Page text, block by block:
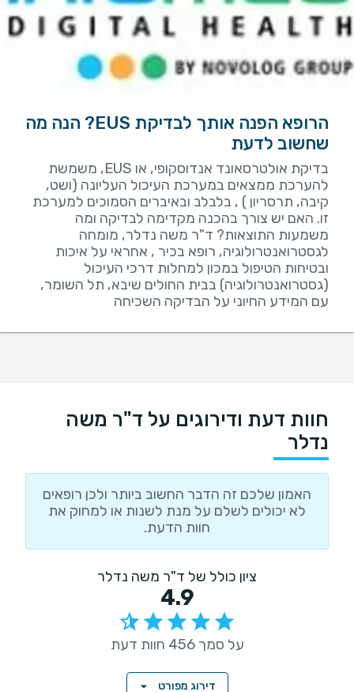
הרופא הפנה אותך לבדיקת EUS? הנה מה
שחשוב לדעת
בדיקת אולטרסאונד אנדוסקופי, או EUS, משמשת
להערכת ממצאים במערכת העיכול העליונה (ושט,
קיבה, תרסריון ) , בלבלב ובאיברים הסמוכים למערכת
זו. האם יש צורך בהכנה מקדימה לבדיקה ומה
משמעות התוצאות? ד"ר משה נדלר, מומחה
לגסטרואנטרולוגיה, רופא בכיר , אחראי על איכות
ובטיחות הטיפול במכון למחלות דרכי העיכול
(גסטרואנטרולוגיה) בבית החולים שיבא, תל השומר,
עם המידע החיוני על הבדיקה השכיחה
חוות דעת ודירוגים על ד"ר משה
נדלר
האמון שלכם זה הדבר החשוב ביותר ולכן רופאים
לא יכולים לשלם על מנת לשנות או למחוק את
חוות הדעת.
ציון כולל של ד"ר משה נדלר
4.9
על סמך 456 חוות דעת
דירוג מפורט